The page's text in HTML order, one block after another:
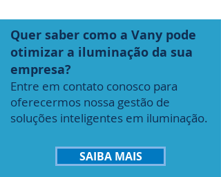
Quer saber como a Vany pode
otimizar a iluminação da sua
empresa?
Entre em contato conosco para
oferecermos nossa gestão de
soluções inteligentes em iluminação.
SAIBA MAIS